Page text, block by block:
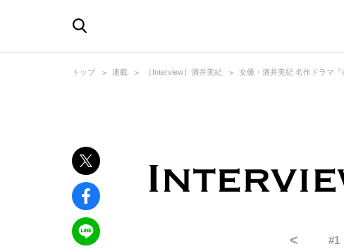
トップ 連載 ［Interview］酒井美紀 女優・酒井美紀 名作ドラマ
< #1